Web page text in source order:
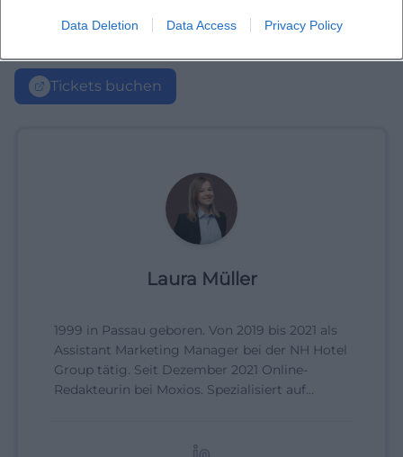
Data Deletion Data Access Privacy Policy
Tickets buchen
Laura Müller
1999 in Passau geboren. Von 2019 bis 2021 als
Assistant Marketing Manager bei der NH Hotel
Group tätig. Seit Dezember 2021 Online-
Redakteurin bei Moxios. Spezialisiert auf